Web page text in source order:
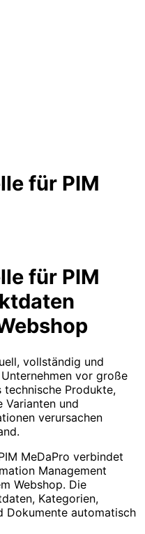
für PIM
für PIM
vollständig und
vor große
technische Produkte,
Varianten und
verursachen
MeDaPro verbindet
Management
Webshop. Die
Kategorien,
Dokumente automatisch